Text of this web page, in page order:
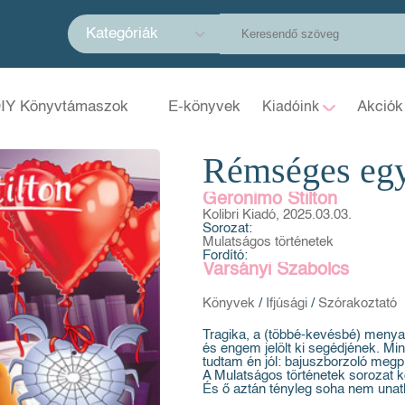
Kategóriák
Könyvtámaszok E-könyvek Kiadóink Akciók
Rémséges
Geronimo Stilton
Kolibri Kiadó, 2025.03.03.
Sorozat:
Mulatságos történetek
Fordító:
Varsányi Szabolcs
Könyvek / Ifjúsági / Szórakoztató
Tragika, a (többé-kevésbé)
és engem jelölt ki segédjének.
tudtam én jól: bajuszborzoló
A Mulatságos történetek sorozat
És ő aztán tényleg soha nem